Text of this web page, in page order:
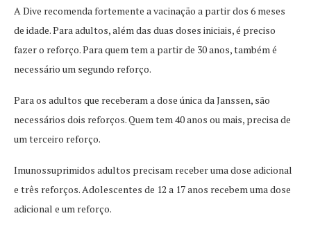
A Dive recomenda fortemente a vacinação a partir dos 6 meses
de idade. Para adultos, além das duas doses iniciais, é preciso
fazer o reforço. Para quem tem a partir de 30 anos, também é
necessário um segundo reforço.
Para os adultos que receberam a dose única da Janssen, são
necessários dois reforços. Quem tem 40 anos ou mais, precisa de
um terceiro reforço.
Imunossuprimidos adultos precisam receber uma dose adicional
e três reforços. Adolescentes de 12 a 17 anos recebem uma dose
adicional e um reforço.